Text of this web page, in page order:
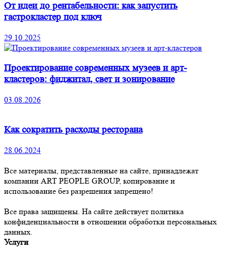
От идеи до рентабельности: как запустить
гастрокластер под ключ
29.10.2025
Проектирование современных музеев и арт-
кластеров: фиджитал, свет и зонирование
03.08.2026
Как сократить расходы ресторана
28.06.2024
Все материалы, представленные на сайте, принадлежат
компании ART PEOPLE GROUP, копирование и
использование без разрешения запрещено!
Все права защищены. На сайте действует политика
конфиденциальности в отношении обработки персональных
данных.
Услуги